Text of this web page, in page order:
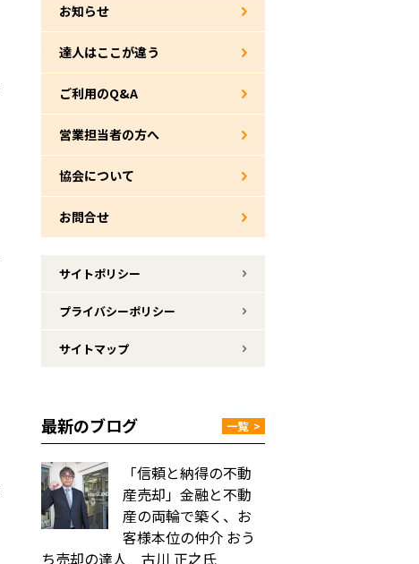
お知らせ
達人はここが違う
ご利用のQ&A
営業担当者の方へ
協会について
お問合せ
サイトポリシー
プライバシーポリシー
サイトマップ
最新のブログ 一覧 >
「信頼と納得の不動
産売却」金融と不動
産の両輪で築く、お
客様本位の仲介 おう
ち売却の達人 古川 正之氏